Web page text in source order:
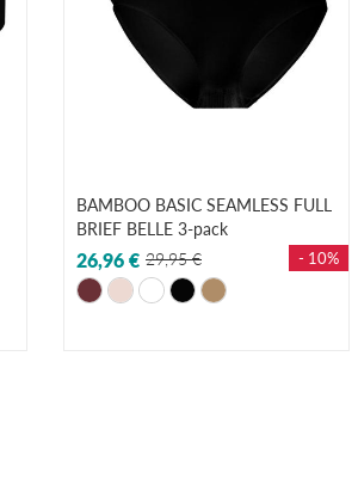
BAMBOO BASIC SEAMLESS FULL
BRIEF BELLE 3-pack
26,96 € 29,95 € - 10%